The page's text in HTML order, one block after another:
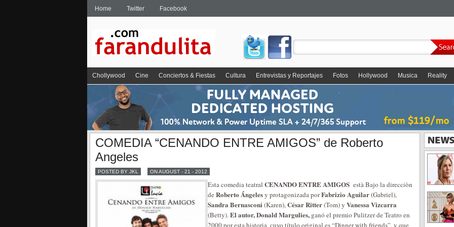
Home Twitter Facebook
Chollywood Cine Conciertos & Fiestas Cultura Entrevistas y Reportajes Fotos Hollywood Musica Reality
COMEDIA “CENANDO ENTRE AMIGOS” de Roberto
Angeles
POSTED BY JKL ON AUGUST - 21 - 2012
Esta comedia teatral CENANDO ENTRE AMIGOS està Bajo la direcciòn
de Roberto Ángelesy protagonizada porFabrizio Aguilar(Gabriel),
Sandra Bernasconi (Karen),César Ritter(Tom) y Vanessa Vizcarra
(Betty).El autor, Donald Margulies, ganó el premio Pulitzer de Teatro en
2000 por esta historia, cuyo título original es “Dinner with friends”, y que